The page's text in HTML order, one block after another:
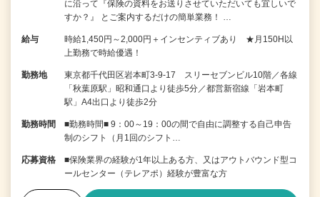
に沿って『保険の資料をお送りさせていただいても宜しいで
すか？』 とご案内するだけの簡単業務！ …
給与
時給1,450円～2,000円＋インセンティブあり ★月150H以
上勤務で時給優遇！
勤務地
東京都千代田区岩本町3-9-17 スリーセブンビル10階／各線
「秋葉原駅」昭和通口より徒歩5分／都営新宿線「岩本町
駅」A4出口より徒歩2分
勤務時間
■勤務時間■ 9：00～19：00の間で自由に調整する自己申告
制のシフト（月1回のシフト…
応募資格
■保険業界の経験が1年以上ある方、又はアウトバウンド型コ
ールセンター（テレアポ）経験が豊富な方